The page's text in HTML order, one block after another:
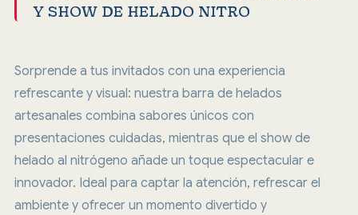
Y SHOW DE HELADO NITRO
Sorprende a tus invitados con una experiencia
refrescante y visual: nuestra barra de helados
artesanales combina sabores únicos con
presentaciones cuidadas, mientras que el show de
helado al nitrógeno añade un toque espectacular e
innovador. Ideal para captar la atención, refrescar el
ambiente y ofrecer un momento divertido y